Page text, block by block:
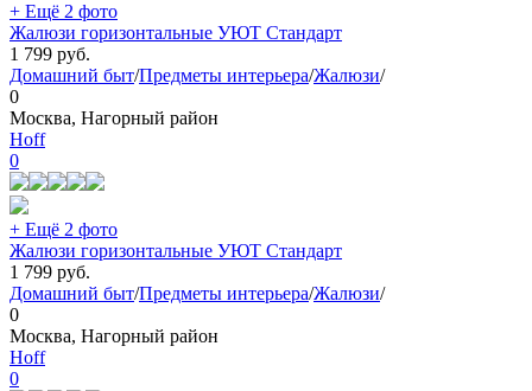
+ Ещё 2 фото
Жалюзи горизонтальные УЮТ Стандарт
1 799 руб.
Домашний быт/Предметы интерьера/Жалюзи/
0
Москва, Нагорный район
Hoff
0
+ Ещё 2 фото
Жалюзи горизонтальные УЮТ Стандарт
1 799 руб.
Домашний быт/Предметы интерьера/Жалюзи/
0
Москва, Нагорный район
Hoff
0